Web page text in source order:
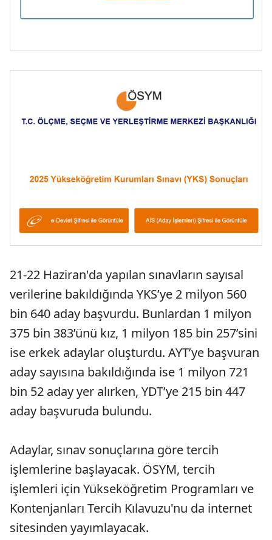
21-22 Haziran'da yapılan sınavların sayısal
verilerine bakıldığında YKS’ye 2 milyon 560
bin 640 aday başvurdu. Bunlardan 1 milyon
375 bin 383’ünü kız, 1 milyon 185 bin 257’sini
ise erkek adaylar oluşturdu. AYT’ye başvuran
aday sayısına bakıldığında ise 1 milyon 721
bin 52 aday yer alırken, YDT’ye 215 bin 447
aday başvuruda bulundu.
Adaylar, sınav sonuçlarına göre tercih
işlemlerine başlayacak. ÖSYM, tercih
işlemleri için Yükseköğretim Programları ve
Kontenjanları Tercih Kılavuzu'nu da internet
sitesinden yayımlayacak.